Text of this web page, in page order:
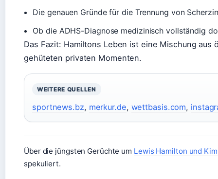
Die genauen Gründe für die Trennung von
Ob die ADHS-Diagnose medizinisch vollständig
Das Fazit: Hamiltons Leben ist eine Mischung aus
gehüteten privaten Momenten.
WEITERE QUELLEN
sportnews.bz, merkur.de, wettbasis.com,
Über die jüngsten Gerüchte um Lewis Hamilton und
spekuliert.